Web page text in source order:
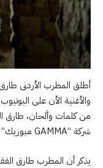
أطلق المطرب الأردنى
والأغنية الأن على
من كلمات وألحان، طارق
شركة “GAMMA ميوزيك” للمنتج محمد جابر.
يذكر أن المطرب طارق